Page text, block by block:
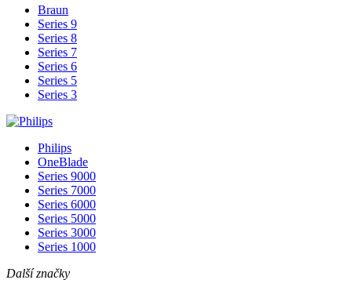
Braun
Series 9
Series 8
Series 7
Series 6
Series 5
Series 3
Philips
OneBlade
Series 9000
Series 7000
Series 6000
Series 5000
Series 3000
Series 1000
Další značky